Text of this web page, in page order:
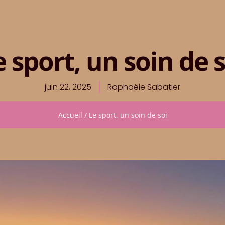
sport, un soin de
juin 22, 2025 Raphaële Sabatier
Accueil / Le sport, un soin de soi